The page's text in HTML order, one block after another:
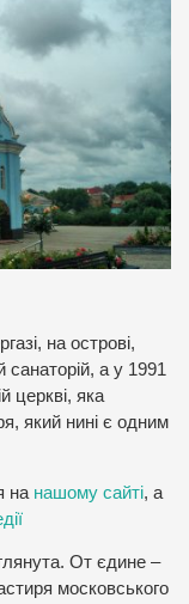
на острові,
а у 1991
церкві, яка
який нині є одним
на нашому сайті, а
От єдине –
московського